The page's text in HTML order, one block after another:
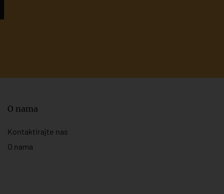
O nama
Kontaktirajte nas
O nama